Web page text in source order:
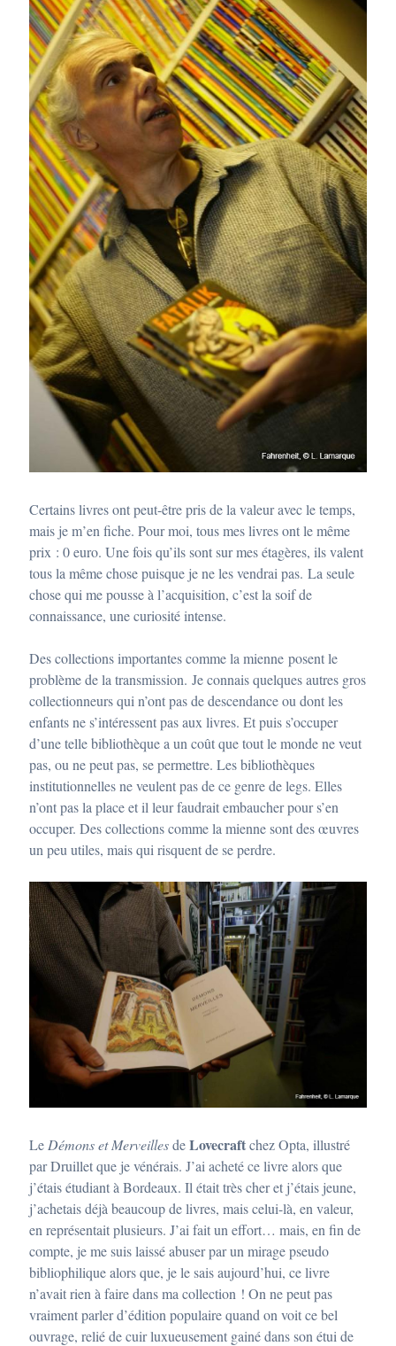
Certains livres ont peut-être pris de la valeur avec le temps,
mais je m’en fiche. Pour moi, tous mes livres ont le même
prix : 0 euro. Une fois qu’ils sont sur mes étagères, ils valent
tous la même chose puisque je ne les vendrai pas. La seule
chose qui me pousse à l’acquisition, c’est la soif de
connaissance, une curiosité intense.
Des collections importantes comme la mienne posent le
problème de la transmission. Je connais quelques autres gros
collectionneurs qui n’ont pas de descendance ou dont les
enfants ne s’intéressent pas aux livres. Et puis s’occuper
d’une telle bibliothèque a un coût que tout le monde ne veut
pas, ou ne peut pas, se permettre. Les bibliothèques
institutionnelles ne veulent pas de ce genre de legs. Elles
n’ont pas la place et il leur faudrait embaucher pour s’en
occuper. Des collections comme la mienne sont des œuvres
un peu utiles, mais qui risquent de se perdre.
Le Démons et MerveillesdeLovecraftchez Opta, illustré
par Druillet que je vénérais. J’ai acheté ce livre alors que
j’étais étudiant à Bordeaux. Il était très cher et j’étais jeune,
j’achetais déjà beaucoup de livres, mais celui-là, en valeur,
en représentait plusieurs. J’ai fait un effort… mais, en fin de
compte, je me suis laissé abuser par un mirage pseudo
bibliophilique alors que, je le sais aujourd’hui, ce livre
n’avait rien à faire dans ma collection ! On ne peut pas
vraiment parler d’édition populaire quand on voit ce bel
ouvrage, relié de cuir luxueusement gainé dans son étui de